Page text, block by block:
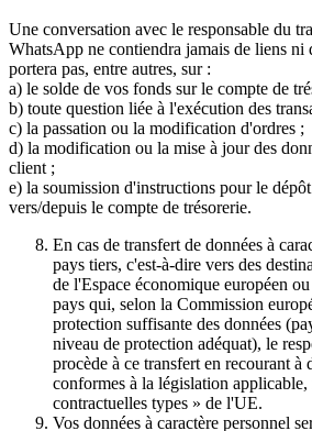
Une conversation avec le responsable du
WhatsApp ne contiendra jamais de liens ni
portera pas, entre autres, sur :
a) le solde de vos fonds sur le compte de
b) toute question liée à l'exécution des
c) la passation ou la modification d'ordres ;
d) la modification ou la mise à jour des
client ;
e) la soumission d'instructions pour le
vers/depuis le compte de trésorerie.
En cas de transfert de données à
pays tiers, c'est-à-dire vers des
de l'Espace économique européen
pays qui, selon la Commission
protection suffisante des données
niveau de protection adéquat), le
procède à ce transfert en recourant à
conformes à la législation applicable,
contractuelles types » de l'UE.
Vos données à caractère personnel